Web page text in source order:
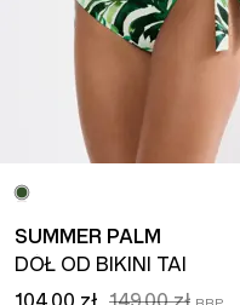
SUMMER PALM
DÓŁ OD BIKINI TAI